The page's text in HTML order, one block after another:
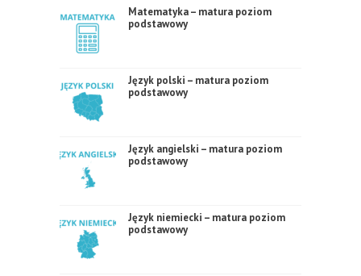
Matematyka – matura poziom
podstawowy
Język polski – matura poziom
podstawowy
Język angielski – matura poziom
podstawowy
Język niemiecki – matura poziom
podstawowy